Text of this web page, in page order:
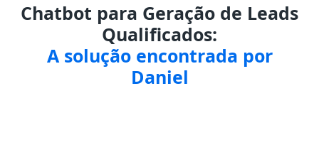
Chatbot para Geração de Leads
Qualificados:
A solução encontrada por
Daniel